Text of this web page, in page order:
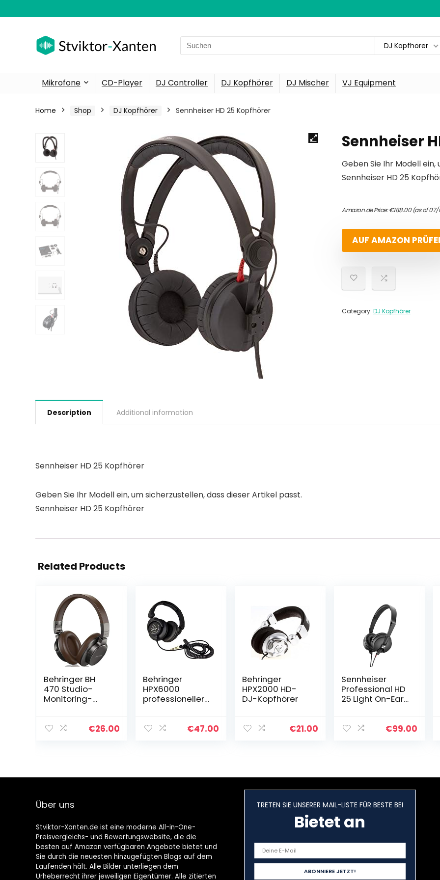
Search
for:
DJ Kopfhörer
Mikrofone CD-Player DJ Controller DJ Kopfhörer DJ Mischer VJ Equipment
Home Shop DJ Kopfhörer Sennheiser HD 25 Kopfhörer
Sennheiser
Geben Sie Ihr Modell
Sennheiser HD 25
Amazon.de Price:€188.00(as of 07/
AUF AMAZON
Category: DJ Kopfhörer
Description Additional information
Sennheiser HD 25 Kopfhörer
Geben Sie Ihr Modell ein, um sicherzustellen, dass dieser Artikel passt.
Sennheiser HD 25 Kopfhörer
Related Products
Behringer BH
470 Studio-
Monitoring-
€26.00
Behringer
HPX6000
professioneller
€47.00
Behringer
HPX2000 HD-
DJ-Kopfhörer
€21.00
Sennheiser
Professional HD
25 Light On-Ear-
€99.00
Über uns
Stviktor-Xanten.de ist eine moderne All-in-One-
Preisvergleichs- und Bewertungswebsite, die die
besten auf Amazon verfügbaren Angebote bietet und
Sie durch die neuesten hinzugefügten Blogs auf dem
Laufenden hält. Alle Bilder unterliegen dem
Urheberrecht ihrer jeweiligen Eigentümer. Alle zitierten
TRETEN SIE UNSERER MAIL-LISTE FÜR BESTE BEI
Bietet an